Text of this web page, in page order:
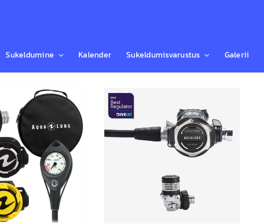
Sukeldumine Kalender Sukeldumisvarustus Galerii